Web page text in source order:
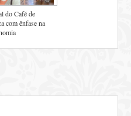
do Café de
com ênfase na